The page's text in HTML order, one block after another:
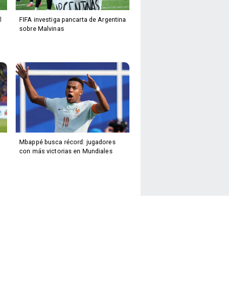
FIFA investiga pancarta de Argentina
sobre Malvinas
Mbappé busca récord: jugadores
con más victorias en Mundiales